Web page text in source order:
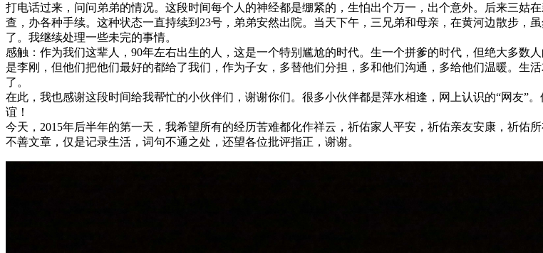
打电话过来，问问弟弟的情况。这段时间每个人的神经都是绷紧的，生怕出个万一，出个意外。后来三姑
查，办各种手续。这种状态一直持续到23号，弟弟安然出院。当天下午，三兄弟和母亲，在黄河边散步，
了。我继续处理一些未完的事情。
感触：作为我们这辈人，90年左右出生的人，这是一个特别尴尬的时代。生一个拼爹的时代，但绝大多数
是李刚，但他们把他们最好的都给了我们，作为子女，多替他们分担，多和他们沟通，多给他们温暖。生
了。
在此，我也感谢这段时间给我帮忙的小伙伴们，谢谢你们。很多小伙伴都是萍水相逢，网上认识的“网友”
谊！
今天，2015年后半年的第一天，我希望所有的经历苦难都化作祥云，祈佑家人平安，祈佑亲友安康，祈佑
不善文章，仅是记录生活，词句不通之处，还望各位批评指正，谢谢。